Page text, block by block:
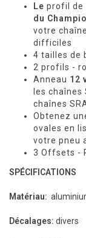
Le profil de
du
votre
difficiles
4 tailles de
2 profils -
Anneau 12
les
chaînes
Obtenez
ovales en
votre pneu
3 Offsets -
SPÉCIFICATIONS
Matériau:
Décalages: divers